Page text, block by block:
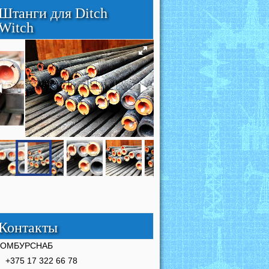
для Ditch
+375 17 322 66 78